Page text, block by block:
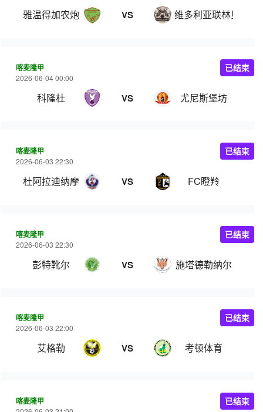
雅温得加农炮 VS 维多利亚联林贝
喀麦隆甲
2026-06-04 00:00
科隆杜 VS 尤尼斯堡坊
已结束
喀麦隆甲
2026-06-03 22:30
杜阿拉迪纳摩 VS FC瞪羚
已结束
喀麦隆甲
2026-06-03 22:30
彭特靴尔 VS 施塔德勒纳尔
已结束
喀麦隆甲
2026-06-03 22:00
艾格勒 VS 考顿体育
已结束
喀麦隆甲 已结束